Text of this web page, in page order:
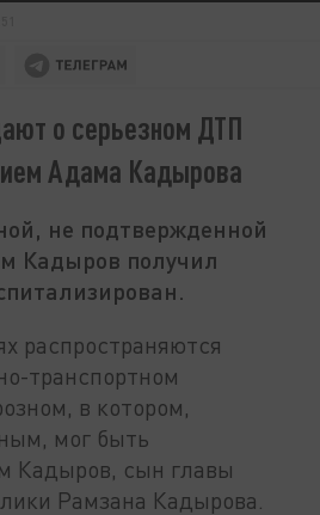
о серьезном ДТП
Адама Кадырова
не подтвержденной
Кадыров получил
распространяются
транспортном
в котором,
мог быть
Кадыров, сын главы
Рамзана Кадырова.